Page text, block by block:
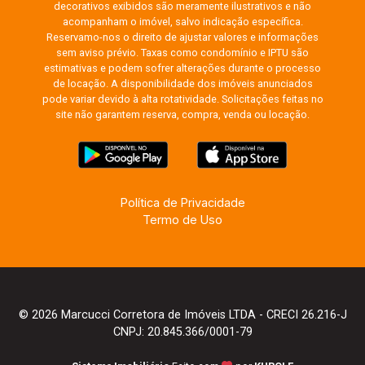
decorativos exibidos são meramente ilustrativos e não
acompanham o imóvel, salvo indicação específica.
Reservamo-nos o direito de ajustar valores e informações
sem aviso prévio. Taxas como condomínio e IPTU são
estimativas e podem sofrer alterações durante o processo
de locação. A disponibilidade dos imóveis anunciados
pode variar devido à alta rotatividade. Solicitações feitas no
site não garantem reserva, compra, venda ou locação.
Política de Privacidade
Termo de Uso
© 2026 Marcucci Corretora de Imóveis LTDA - CRECI 26.216-J
CNPJ: 20.845.366/0001-79